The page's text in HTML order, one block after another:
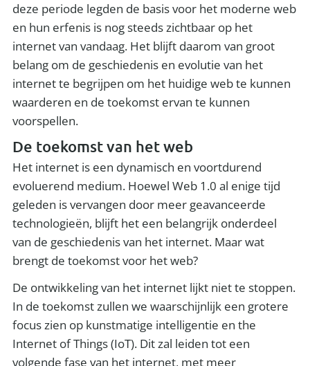
deze periode legden de basis voor het moderne web
en hun erfenis is nog steeds zichtbaar op het
internet van vandaag. Het blijft daarom van groot
belang om de geschiedenis en evolutie van het
internet te begrijpen om het huidige web te kunnen
waarderen en de toekomst ervan te kunnen
voorspellen.
De toekomst van het web
Het internet is een dynamisch en voortdurend
evoluerend medium. Hoewel Web 1.0 al enige tijd
geleden is vervangen door meer geavanceerde
technologieën, blijft het een belangrijk onderdeel
van de geschiedenis van het internet. Maar wat
brengt de toekomst voor het web?
De ontwikkeling van het internet lijkt niet te stoppen.
In de toekomst zullen we waarschijnlijk een grotere
focus zien op kunstmatige intelligentie en the
Internet of Things (IoT). Dit zal leiden tot een
volgende fase van het internet, met meer